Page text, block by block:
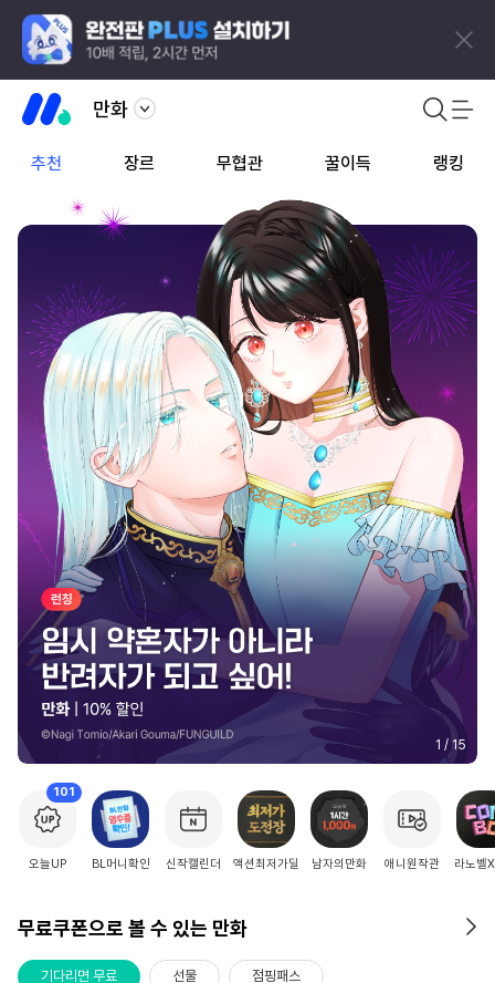
만화
추천 장르 무협관 꿀이득 랭킹
2 / 15
101
오늘UP BL머니확인 신작캘린더 액션최저가딜 남자의만화 애니원작관 라노벨
무료쿠폰으로 볼 수 있는 만화
기다리면 무료 선물 점핑패스